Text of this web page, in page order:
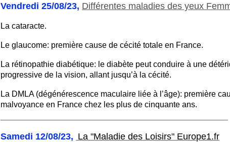
Vendredi 25/08/23, Différentes maladies des yeux
La cataracte.
Le glaucome: première cause de cécité totale en France.
La rétinopathie diabétique: le diabète peut conduire à une
progressivede la vision, allant jusqu’à la cécité.
La DMLA (dégénérescence maculaire liée à l’âge): première
malvoyance en France chez les plus de cinquante ans.
Samedi 12/08/23, La "Maladie des Loisirs" Europe1.fr